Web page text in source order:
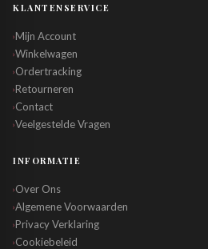
KLANTENSERVICE
›Mijn Account
›Winkelwagen
›Ordertracking
›Retourneren
›Contact
›Veelgestelde Vragen
INFORMATIE
›Over Ons
›Algemene Voorwaarden
›Privacy Verklaring
›Cookiebeleid